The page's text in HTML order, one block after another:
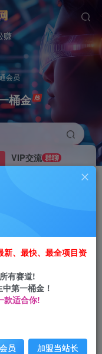
赚
会员
桶金
VIP交流 群聊
研究探讨更多创业项目路子。
丝、0流量、爆
1033 100
新、最快、最全项目资
有赛道!
第一桶金！
款适合你!
员 加盟当站长